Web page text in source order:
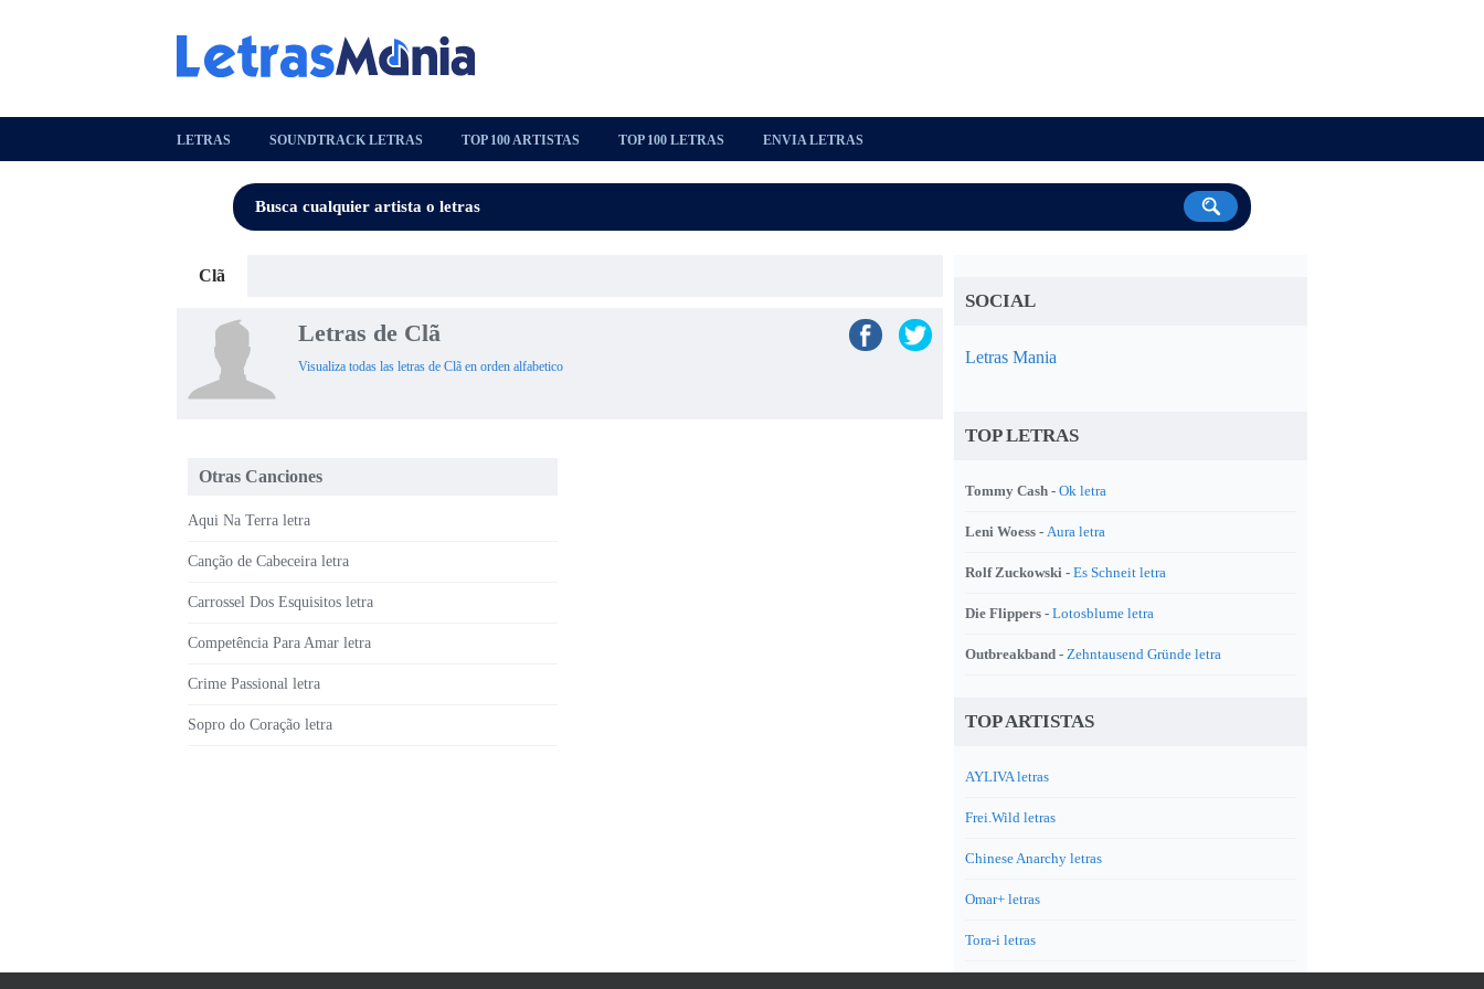
LETRAS SOUNDTRACK LETRAS TOP 100 ARTISTAS TOP 100 LETRAS ENVIA LETRAS
Clã
Letras de Clã
Visualiza todas las letras de Clã en orden alfabetico
Otras Canciones
Aqui Na Terra letra
Canção de Cabeceira letra
Carrossel Dos Esquisitos letra
Competência Para Amar letra
Crime Passional letra
Sopro do Coração letra
SOCIAL
Letras Mania
TOP LETRAS
Tommy Cash - Ok letra
Leni Woess - Aura letra
Rolf Zuckowski - Es Schneit letra
Die Flippers - Lotosblume letra
Outbreakband - Zehntausend Gründe letra
TOP ARTISTAS
AYLIVA letras
Frei.Wild letras
Chinese Anarchy letras
Omar+ letras
Tora-i letras